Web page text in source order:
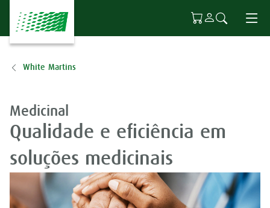
Ir para o conteúdo principal
White Martins
Medicinal
Qualidade e eficiência em
soluções medicinais